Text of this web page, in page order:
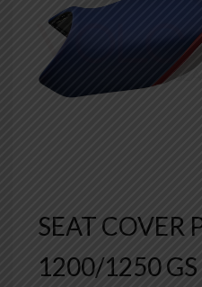
SEAT COVER
1200/1250 GS